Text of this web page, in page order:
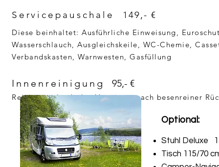
Servicepauschale 149,- €
Diese beinhaltet: Ausführliche Einweisung,
Wasserschlauch, Ausgleichskeile, WC-Chemie,
Verbandskasten, Warnwesten, Gasfüllung
Innenreinigung 95,- €
Reinigung durch den Vermieter nach besenreiner
Optional:
Stuhl Deluxe
Tisch 115/70